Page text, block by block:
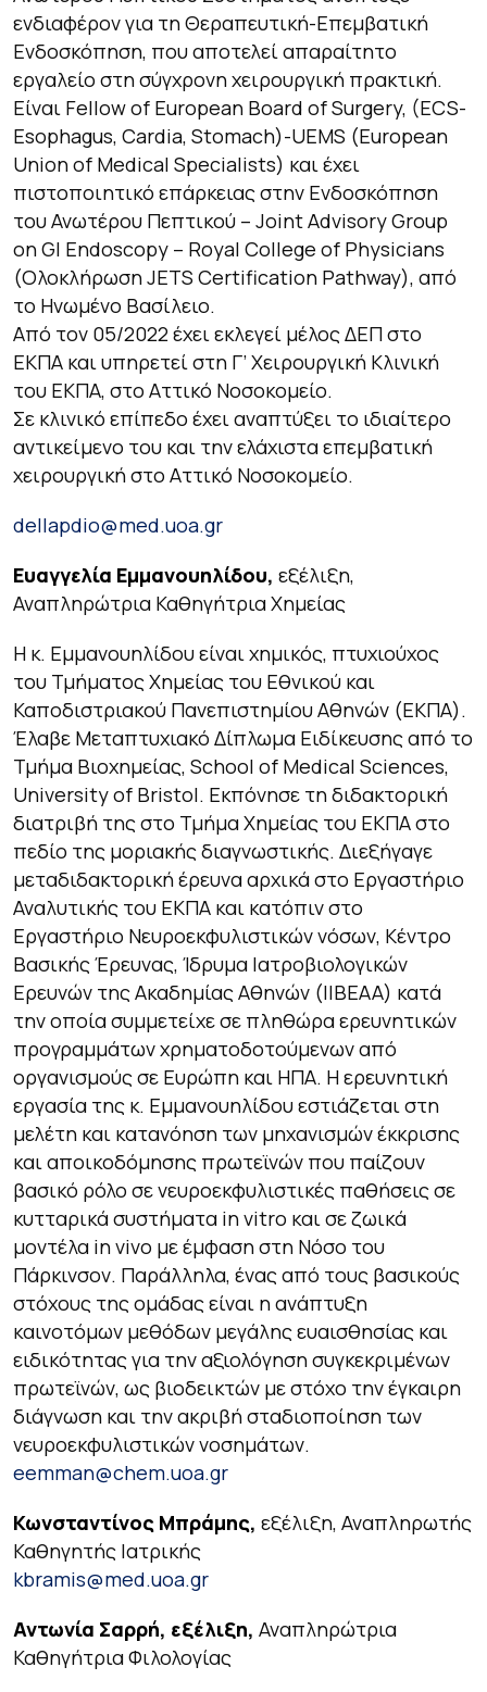
ενδιαφέρον για τη Θεραπευτική-Επεμβατική
Ενδοσκόπηση, που αποτελεί απαραίτητο
εργαλείο στη σύγχρονη χειρουργική πρακτική.
Είναι Fellow of European Board of Surgery, (ECS-
Esophagus, Cardia, Stomach)-UEMS (European
Union of Medical Specialists) και έχει
πιστοποιητικό επάρκειας στην Ενδοσκόπηση
του Ανωτέρου Πεπτικού – Joint Advisory Group
on GI Endoscopy – Royal College of Physicians
(Ολοκλήρωση JETS Certification Pathway), από
το Ηνωμένο Βασίλειο.
Από τον 05/2022 έχει εκλεγεί μέλος ΔΕΠ στο
ΕΚΠΑ και υπηρετεί στη Γ’ Χειρουργική Κλινική
του ΕΚΠΑ, στο Αττικό Νοσοκομείο.
Σε κλινικό επίπεδο έχει αναπτύξει το ιδιαίτερο
αντικείμενο του και την ελάχιστα επεμβατική
χειρουργική στο Αττικό Νοσοκομείο.
dellapdio@med.uoa.gr
Ευαγγελία Εμμανουηλίδου, εξέλιξη,
Αναπληρώτρια Καθηγήτρια Χημείας
Η κ. Εμμανουηλίδου είναι χημικός, πτυχιούχος
του Τμήματος Χημείας του Εθνικού και
Καποδιστριακού Πανεπιστημίου Αθηνών (ΕΚΠΑ).
Έλαβε Μεταπτυχιακό Δίπλωμα Ειδίκευσης από το
Τμήμα Βιοχημείας, School of Medical Sciences,
University of Bristol. Εκπόνησε τη διδακτορική
διατριβή της στο Τμήμα Χημείας του ΕΚΠΑ στο
πεδίο της μοριακής διαγνωστικής. Διεξήγαγε
μεταδιδακτορική έρευνα αρχικά στο Εργαστήριο
Αναλυτικής του ΕΚΠΑ και κατόπιν στο
Εργαστήριο Νευροεκφυλιστικών νόσων, Κέντρο
Βασικής Έρευνας, Ίδρυμα Ιατροβιολογικών
Ερευνών της Ακαδημίας Αθηνών (ΙΙΒΕΑΑ) κατά
την οποία συμμετείχε σε πληθώρα ερευνητικών
προγραμμάτων χρηματοδοτούμενων από
οργανισμούς σε Ευρώπη και ΗΠΑ. Η ερευνητική
εργασία της κ. Εμμανουηλίδου εστιάζεται στη
μελέτη και κατανόηση των μηχανισμών έκκρισης
και αποικοδόμησης πρωτεϊνών που παίζουν
βασικό ρόλο σε νευροεκφυλιστικές παθήσεις σε
κυτταρικά συστήματα in vitro και σε ζωικά
μοντέλα in vivo με έμφαση στη Νόσο του
Πάρκινσον. Παράλληλα, ένας από τους βασικούς
στόχους της ομάδας είναι η ανάπτυξη
καινοτόμων μεθόδων μεγάλης ευαισθησίας και
ειδικότητας για την αξιολόγηση συγκεκριμένων
πρωτεϊνών, ως βιοδεικτών με στόχο την έγκαιρη
διάγνωση και την ακριβή σταδιοποίηση των
νευροεκφυλιστικών νοσημάτων.
eemman@chem.uoa.gr
Κωνσταντίνος Μπράμης, εξέλιξη, Αναπληρωτής
Καθηγητής Ιατρικής
kbramis@med.uoa.gr
Αντωνία Σαρρή, εξέλιξη, Αναπληρώτρια
Καθηγήτρια Φιλολογίας